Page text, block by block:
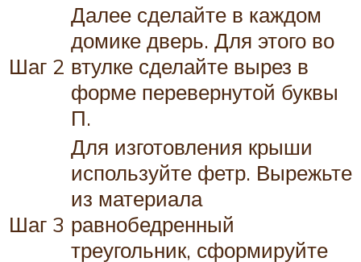
Шаг 2
Далее сделайте в каждом
домике дверь. Для этого во
втулке сделайте вырез в
форме перевернутой буквы
П.
Шаг 3
Для изготовления крыши
используйте фетр. Вырежьте
из материала
равнобедренный
треугольник, сформируйте